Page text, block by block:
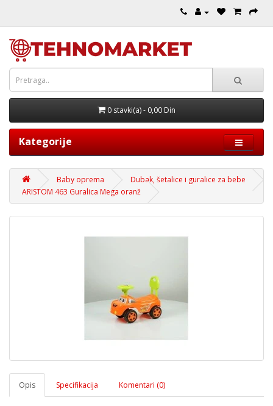
0 stavki(a) - 0,00 Din
Kategorije
Baby oprema
Dubak, šetalice i guralice za bebe
ARISTOM 463 Guralica Mega oranž
Opis Specifikacija Komentari (0)